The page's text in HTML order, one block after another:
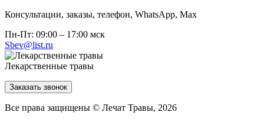
Консультации, заказы, телефон, WhatsApp, Мах
Пн-Пт: 09:00 – 17:00 мск
Sbev@list.ru
Лекарственные травы
Заказать звонок
Все права защищены © Лечат Травы, 2026